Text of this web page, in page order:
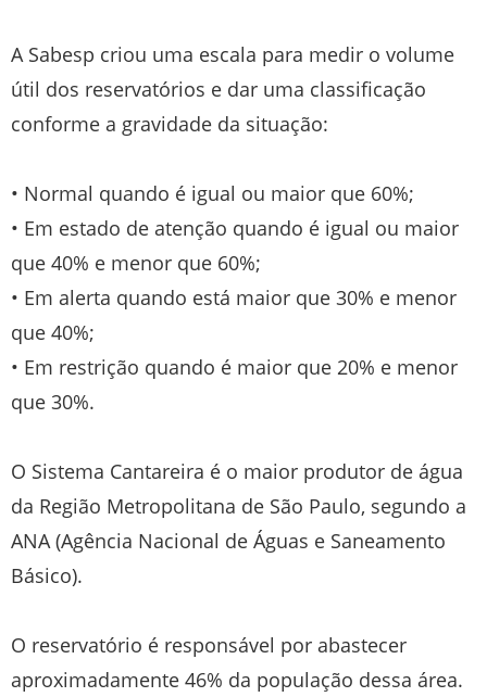
A Sabesp criou uma escala para medir o volume
útil dos reservatórios e dar uma classificação
conforme a gravidade da situação:
• Normal quando é igual ou maior que 60%;
• Em estado de atenção quando é igual ou maior
que 40% e menor que 60%;
• Em alerta quando está maior que 30% e menor
que 40%;
• Em restrição quando é maior que 20% e menor
que 30%.
O Sistema Cantareira é o maior produtor de água
da Região Metropolitana de São Paulo, segundo a
ANA (Agência Nacional de Águas e Saneamento
Básico).
O reservatório é responsável por abastecer
aproximadamente 46% da população dessa área.